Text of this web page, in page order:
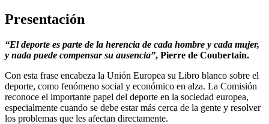
Presentación
“El deporte es parte de la herencia de cada hombre y cada mujer,
y nada puede compensar su ausencia”, Pierre de Coubertain.
Con esta frase encabeza la Unión Europea su Libro blanco sobre el
deporte, como fenómeno social y económico en alza. La Comisión
reconoce el importante papel del deporte en la sociedad europea,
especialmente cuando se debe estar más cerca de la gente y resolver
los problemas que les afectan directamente.